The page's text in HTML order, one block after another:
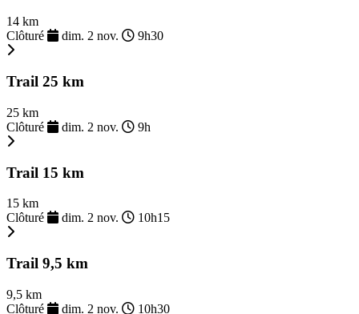
14 km
Clôturé
dim. 2 nov. 9h30
Trail 25 km
25 km
Clôturé
dim. 2 nov. 9h
Trail 15 km
15 km
Clôturé
dim. 2 nov. 10h15
Trail 9,5 km
9,5 km
Clôturé
dim. 2 nov. 10h30